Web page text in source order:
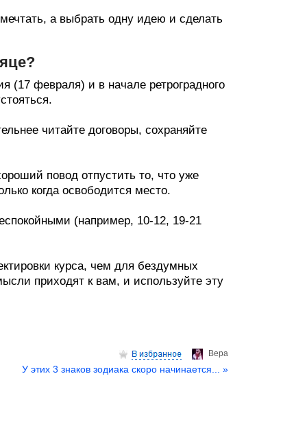
а выбрать одну идею и сделать
(17 февраля) и в начале ретроградного
читайте договоры, сохраняйте
повод отпустить то, что уже
когда освободится место.
(например, 10-12, 19-21
курса, чем для бездумных
приходят к вам, и используйте эту
Верa
У этих 3 знаков зодиака скоро начинается... »